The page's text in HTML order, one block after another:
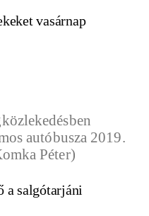
vasárnap
a salgótarjáni